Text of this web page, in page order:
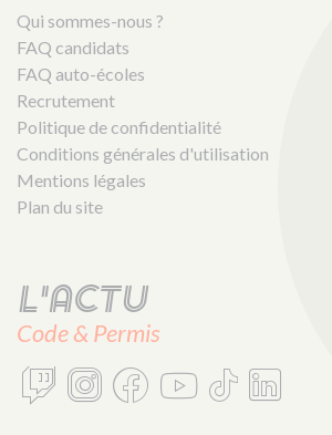
Qui sommes-nous ?
FAQ candidats
FAQ auto-écoles
Recrutement
Politique de confidentialité
Conditions générales d'utilisation
Mentions légales
Plan du site
L'actu
Code & Permis